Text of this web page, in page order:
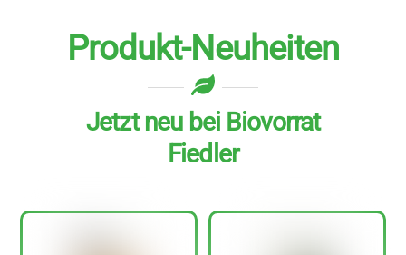
Produkt-Neuheiten
Jetzt neu bei Biovorrat
Fiedler